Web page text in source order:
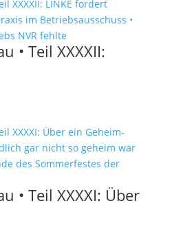
• Teil XXXXII:
• Teil XXXXI: Über